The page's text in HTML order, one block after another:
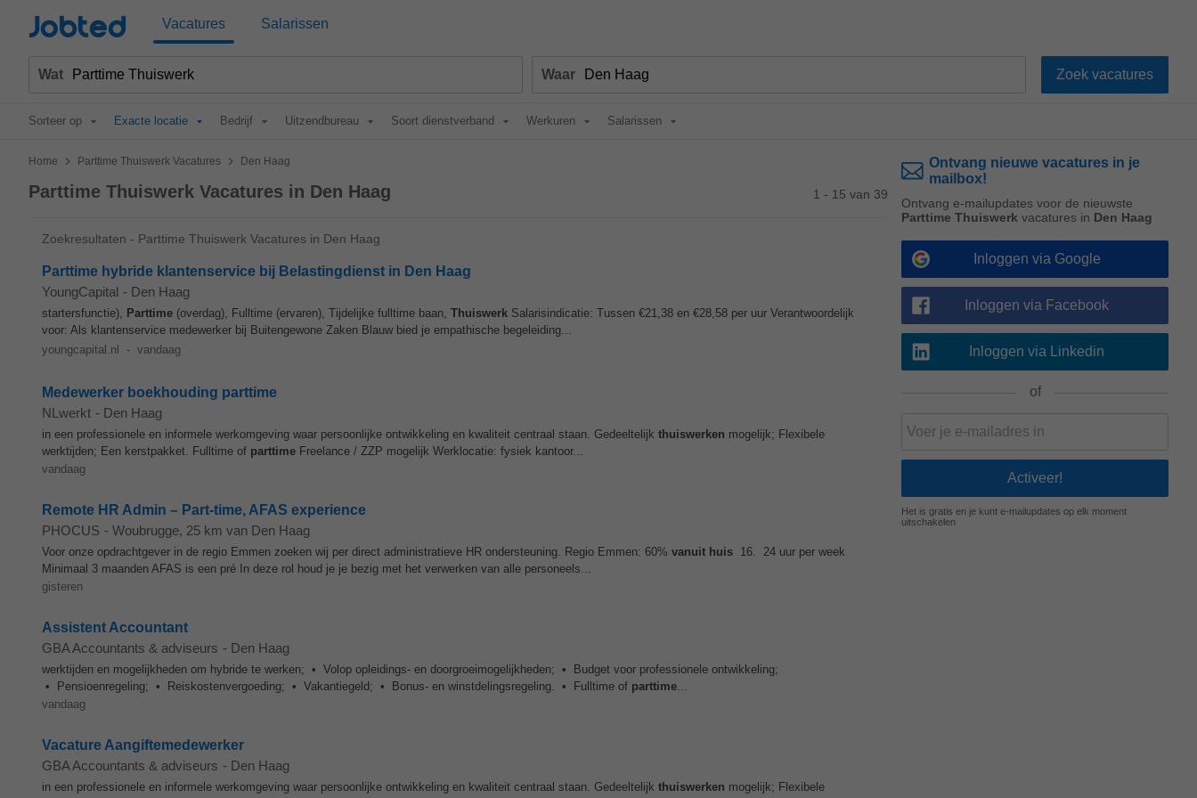
Jobted Vacatures Salarissen
Wat Waar
Sorteer op Exacte locatie Bedrijf Uitzendbureau Soort dienstverband Werkuren Salarissen
Home > Parttime Thuiswerk Vacatures > Den Haag
Parttime Thuiswerk Vacatures in Den Haag 1 - 15 van 39
Zoekresultaten - Parttime Thuiswerk Vacatures in Den Haag
Parttime hybride klantenservice bij Belastingdienst in Den Haag
YoungCapital - Den Haag
startersfunctie), Parttime (overdag), Fulltime (ervaren), Tijdelijke fulltime baan, Thuiswerk Salarisindicatie: Tussen €21,38 en €28,58 per uur Verantwoordelijk
voor: Als klantenservice medewerker bij Buitengewone Zaken Blauw bied je empathische begeleiding...
youngcapital.nl
- vandaag
Medewerker boekhouding parttime
NLwerkt - Den Haag
in een professionele en informele werkomgeving waar persoonlijke ontwikkeling en kwaliteit centraal staan. Gedeeltelijk thuiswerken mogelijk; Flexibele
werktijden; Een kerstpakket. Fulltime of parttime Freelance / ZZP mogelijk Werklocatie: fysiek kantoor...
vandaag
Remote HR Admin – Part-time, AFAS experience
PHOCUS - Woubrugge, 25 km van Den Haag
Voor onze opdrachtgever in de regio Emmen zoeken wij per direct administratieve HR ondersteuning. Regio Emmen: 60% vanuit huis 16. 24 uur per week
Minimaal 3 maanden AFAS is een pré In deze rol houd je je bezig met het verwerken van alle personeels...
gisteren
Assistent Accountant
GBA Accountants & adviseurs - Den Haag
werktijden en mogelijkheden om hybride te werken; • Volop opleidings- en doorgroeimogelijkheden; • Budget voor professionele ontwikkeling;
• Pensioenregeling; • Reiskostenvergoeding; • Vakantiegeld; • Bonus- en winstdelingsregeling. • Fulltime of parttime...
vandaag
Vacature Aangiftemedewerker
GBA Accountants & adviseurs - Den Haag
in een professionele en informele werkomgeving waar persoonlijke ontwikkeling en kwaliteit centraal staan. Gedeeltelijk thuiswerken mogelijk; Flexibele
Ontvang nieuwe vacatures in je
mailbox!
Ontvang e-mailupdates voor de nieuwste
Parttime Thuiswerk vacatures in Den Haag
Inloggen via Google
Inloggen via Facebook
Inloggen via Linkedin
of
Het is gratis en je kunt e-mailupdates op elk moment
uitschakelen